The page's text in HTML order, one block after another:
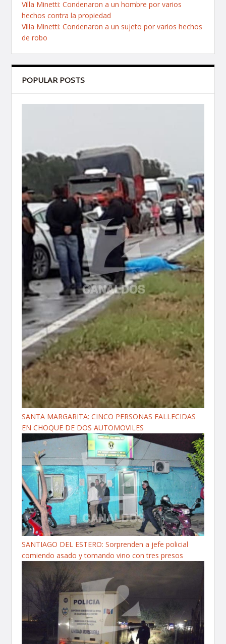
Villa Minetti: Condenaron a un hombre por varios
hechos contra la propiedad
Villa Minetti: Condenaron a un sujeto por varios hechos
de robo
POPULAR POSTS
SANTA MARGARITA: CINCO PERSONAS FALLECIDAS
EN CHOQUE DE DOS AUTOMOVILES
SANTIAGO DEL ESTERO: Sorprenden a jefe policial
comiendo asado y tomando vino con tres presos